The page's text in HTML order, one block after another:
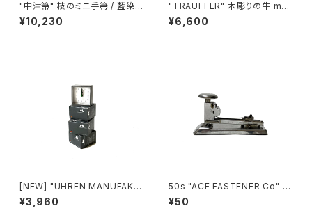
"中津箒" 枝のミニ手箒 / 藍染
め糸 (約53㎝)
¥10,230
"TRAUFFER" 木彫りの牛 ma
de in Switzerland
¥6,600
[NEW] "UHREN MANUFAKT
UR SCHWARZWALD" QUAR
TS ALARM CLOCKS
¥3,960
50s "ACE FASTENER Co" 4
02 STAPLER
¥50